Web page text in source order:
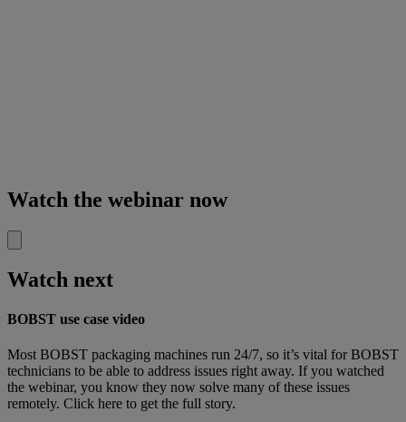
Watch the webinar now
Watch next
BOBST use case video
Most BOBST packaging machines run 24/7, so it’s vital for BOBST
technicians to be able to address issues right away. If you watched
the webinar, you know they now solve many of these issues
remotely. Click here to get the full story.